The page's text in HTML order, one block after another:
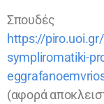
Σπουδές
https://
sympliromatiki-
(αφορά